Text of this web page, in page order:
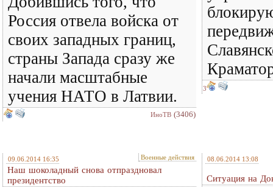
Россия отвела войска от
своих западных границ,
страны Запада сразу же
начали масштабные
учения НАТО в Латвии.
ИноТВ (3406)
3
09.06.2014 16:35 Военные действия
Наш шоколадный снова отпраздновал
президентство
08.06.2014 13:08
Ситуация на